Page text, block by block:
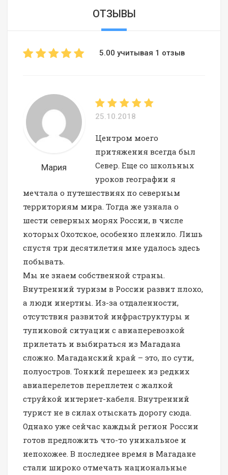
ОТЗЫВЫ
5.00 учитывая 1 отзыв
Мария
25.10.2018
Центром моего
притяжения всегда был
Север. Еще со школьных
уроков географии я
мечтала о путешествиях по северным
территориям мира. Тогда же узнала о
шести северных морях России, в числе
которых Охотское, особенно пленило. Лишь
спустя три десятилетия мне удалось здесь
побывать.
Мы не знаем собственной страны.
Внутренний туризм в России развит плохо,
а люди инертны. Из-за отдаленности,
отсутствия развитой инфраструктуры и
тупиковой ситуации с авиаперевозкой
прилетать и выбираться из Магадана
сложно. Магаданский край – это, по сути,
полуостров. Тонкий перешеек из редких
авиаперелетов переплетен с жалкой
струйкой интернет-кабеля. Внутренний
турист не в силах отыскать дорогу сюда.
Однако уже сейчас каждый регион России
готов предложить что-то уникальное и
непохожее. В последнее время в Магадане
стали широко отмечать нацио­нальные